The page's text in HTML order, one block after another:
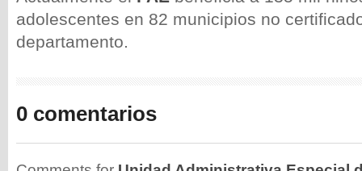
adolescentes en 82 municipios no
departamento.
0 comentarios